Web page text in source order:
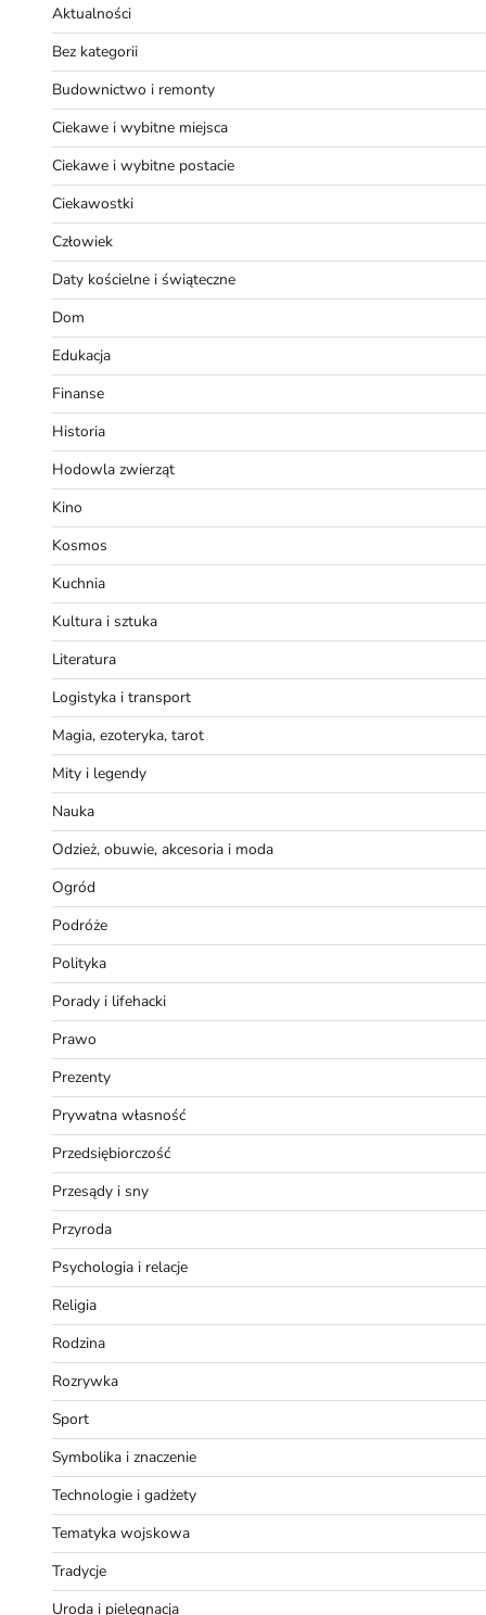
Aktualności
Bez kategorii
Budownictwo i remonty
Ciekawe i wybitne miejsca
Ciekawe i wybitne postacie
Ciekawostki
Człowiek
Daty kościelne i świąteczne
Dom
Edukacja
Finanse
Historia
Hodowla zwierząt
Kino
Kosmos
Kuchnia
Kultura i sztuka
Literatura
Logistyka i transport
Magia, ezoteryka, tarot
Mity i legendy
Nauka
Odzież, obuwie, akcesoria i moda
Ogród
Podróże
Polityka
Porady i lifehacki
Prawo
Prezenty
Prywatna własność
Przedsiębiorczość
Przesądy i sny
Przyroda
Psychologia i relacje
Religia
Rodzina
Rozrywka
Sport
Symbolika i znaczenie
Technologie i gadżety
Tematyka wojskowa
Tradycje
Uroda i pielęgnacja